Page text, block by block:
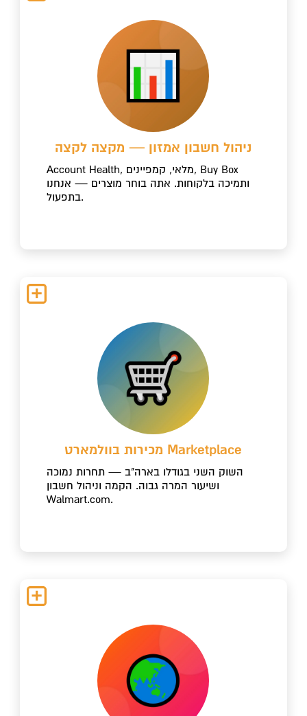
ניהול חשבון אמזון — מקצה לקצה
Account Health, מלאי, קמפיינים, Buy Box
ותמיכה בלקוחות. אתה בוחר מוצרים — אנחנו
בתפעול.
מכירות בוולמארט Marketplace
השוק השני בגודלו בארה"ב — תחרות נמוכה
ושיעור המרה גבוה. הקמה וניהול חשבון
Walmart.com.